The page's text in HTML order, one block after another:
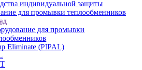
индивидуальной защиты
для промывки теплообменников
для промывки
Eliminate (PIPAL)